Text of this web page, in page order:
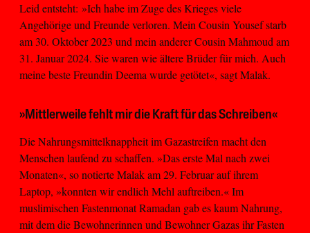
Leid entsteht: »Ich habe im Zuge des Krieges viele
Angehörige und Freunde verloren. Mein Cousin Yousef starb
am 30. Oktober 2023 und mein anderer Cousin Mahmoud am
31. Januar 2024. Sie waren wie ältere Brüder für mich. Auch
meine beste Freundin Deema wurde getötet«, sagt Malak.
»Mittlerweile fehlt mir die Kraft für das Schreiben«
Die Nahrungsmittelknappheit im Gazastreifen macht den
Menschen laufend zu schaffen. »Das erste Mal nach zwei
Monaten«, so notierte Malak am 29. Februar auf ihrem
Laptop, »konnten wir endlich Mehl auftreiben.« Im
muslimischen Fastenmonat Ramadan gab es kaum Nahrung,
mit dem die Bewohnerinnen und Bewohner Gazas ihr Fasten